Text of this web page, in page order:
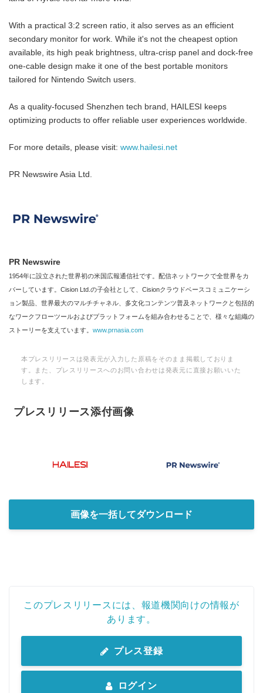
With a practical 3:2 screen ratio, it also serves as an efficient
secondary monitor for work. While it's not the cheapest option
available, its high peak brightness, ultra-crisp panel and dock-free
one-cable design make it one of the best portable monitors
tailored for Nintendo Switch users.
As a quality-focused Shenzhen tech brand, HAILESI keeps
optimizing products to offer reliable user experiences worldwide.
For more details, please visit: www.hailesi.net
PR Newswire Asia Ltd.
PR Newswire
1954年に設立された世界初の米国広報通信社です。配信ネットワークで全世界をカ
バーしています。Cision Ltd.の子会社として、Cisionクラウドベースコミュニケーシ
ョン製品、世界最大のマルチチャネル、多文化コンテンツ普及ネットワークと包括的
なワークフローツールおよびプラットフォームを組み合わせることで、様々な組織の
ストーリーを支えています。 www.prnasia.com
本プレスリリースは発表元が入力した原稿をそのまま掲載しておりま
す。また、プレスリリースへのお問い合わせは発表元に直接お願いいた
します。
プレスリリース添付画像
画像を一括してダウンロード
このプレスリリースには、報道機関向けの情報が
あります。
プレス登録
ログイン